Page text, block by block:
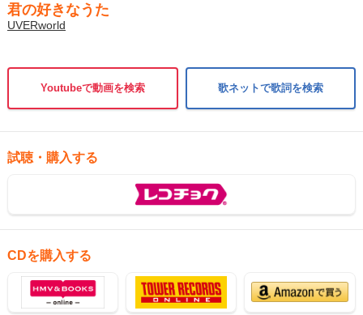
君の好きなうた
UVERworld
Youtubeで動画を検索 歌ネットで歌詞を検索
試聴・購入する
CDを購入する